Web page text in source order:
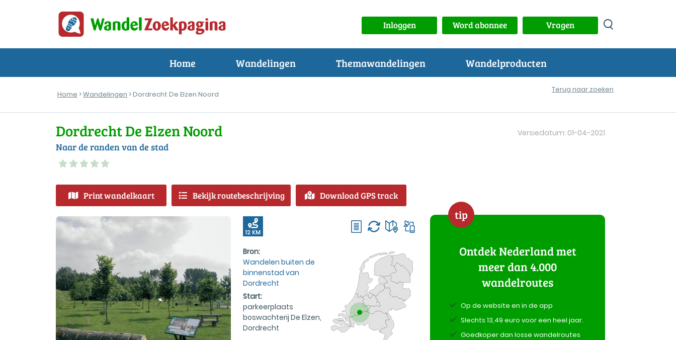
Inloggen Word abonnee Vragen
Home Wandelingen Themawandelingen Wandelproducten
Home >Wandelingen > Dordrecht De Elzen Noord
Terug naar zoeken
Dordrecht De Elzen Noord
Naar de randen van de stad
Versiedatum: 01-04-2021
Print wandelkaart Bekijk routebeschrijving Download GPS track
12 KM
Bron:
Wandelen buiten de
binnenstad van
Dordrecht
Start:
parkeerplaats
boswachterij De Elzen,
Dordrecht
tip
Ontdek Nederland met
meer dan 4.000
wandelroutes
Op de website en in de app
Slechts 13,49 euro voor een heel jaar.
Goedkoper dan losse wandelroutes